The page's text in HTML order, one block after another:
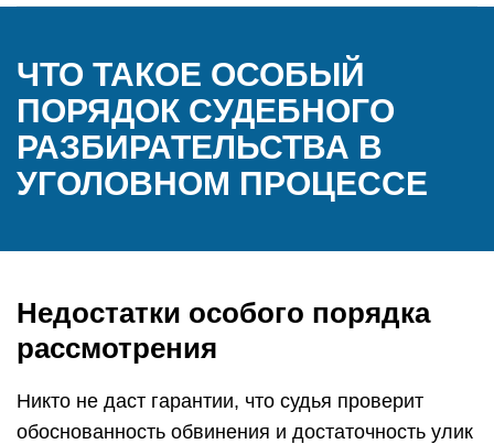
ЧТО ТАКОЕ ОСОБЫЙ
ПОРЯДОК СУДЕБНОГО
РАЗБИРАТЕЛЬСТВА В
УГОЛОВНОМ ПРОЦЕССЕ
Недостатки особого порядка
рассмотрения
Никто не даст гарантии, что судья проверит
обоснованность обвинения и достаточность улик